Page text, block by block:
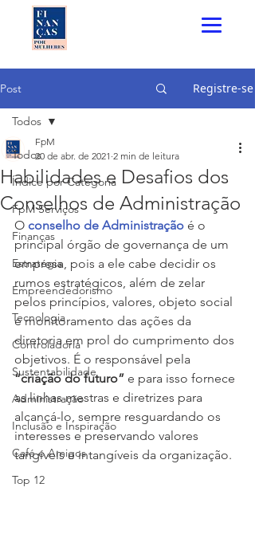
Post Registre-se
Todos
Índice por Categoria
FpM Serviços
Finanças
Estratégia
Empreendedorismo
Tecnologia
Controladoria
Sustentabilidade
Administração
Inclusão e Inspiração
Café e Amigos
Top 12
Todos
Habilidades e Desafios dos
Conselhos de Administração
FpM
20 de abr. de 2021 2 min de leitura
O conselho de Administração é o
principal órgão de governança de um
empresa, pois a ele cabe decidir os
rumos estratégicos, além de zelar
pelos princípios, valores, objeto social
e monitoramento das ações da
diretoria em prol do cumprimento dos
objetivos. É o responsável pela
“criação do futuro” e para isso fornece
as linhas mestras e diretrizes para
alcançá-lo, sempre resguardando os
interesses e preservando valores
tangíveis e intangíveis da organização.